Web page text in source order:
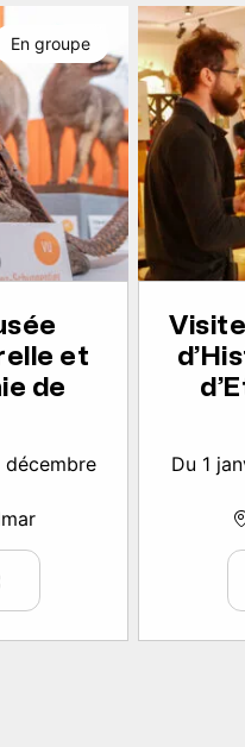
et
de
décembre
En groupe
Du 1